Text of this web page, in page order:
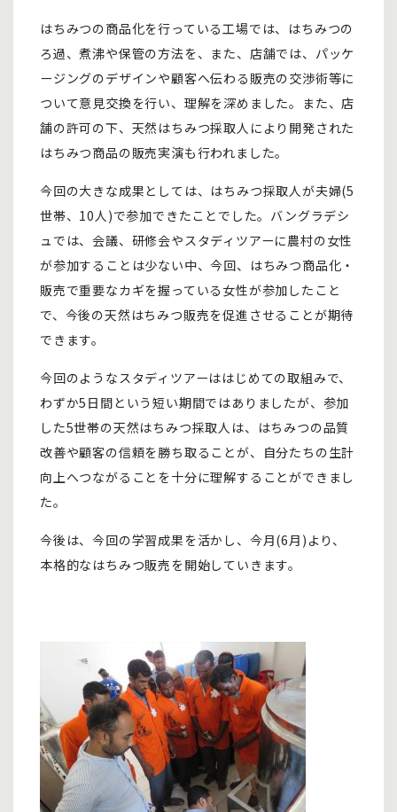
はちみつの商品化を行っている工場では、はちみつの
ろ過、煮沸や保管の方法を、また、店舗では、パッケ
ージングのデザインや顧客へ伝わる販売の交渉術等に
ついて意見交換を行い、理解を深めました。また、店
舗の許可の下、天然はちみつ採取人により開発された
はちみつ商品の販売実演も行われました。
今回の大きな成果としては、はちみつ採取人が夫婦(5
世帯、10人)で参加できたことでした。バングラデシ
ュでは、会議、研修会やスタディツアーに農村の女性
が参加することは少ない中、今回、はちみつ商品化・
販売で重要なカギを握っている女性が参加したこと
で、今後の天然はちみつ販売を促進させることが期待
できます。
今回のようなスタディツアーははじめての取組みで、
わずか5日間という短い期間ではありましたが、参加
した5世帯の天然はちみつ採取人は、はちみつの品質
改善や顧客の信頼を勝ち取ることが、自分たちの生計
向上へつながることを十分に理解することができまし
た。
今後は、今回の学習成果を活かし、今月(6月)より、
本格的なはちみつ販売を開始していきます。